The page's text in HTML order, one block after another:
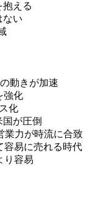
える
ない
動きが加速
強化
化
国が圧倒
業力が時流に合致
容易に売れる時代
り容易